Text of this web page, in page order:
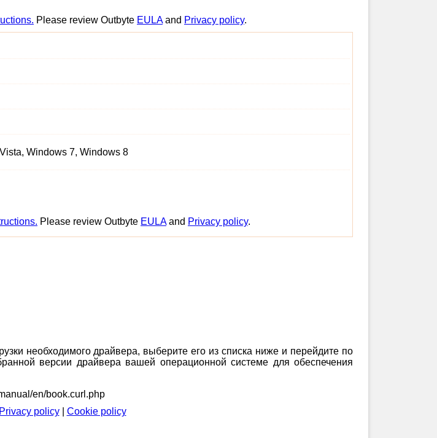
Please review Outbyte EULAand Privacy policy.
Windows 7, Windows 8
Please review Outbyte EULAand Privacy policy.
необходимого драйвера, выберите его из списка ниже и перейдите по
версии драйвера вашей операционной системе для обеспечения
en/book.curl.php
Privacy policy| Cookie policy